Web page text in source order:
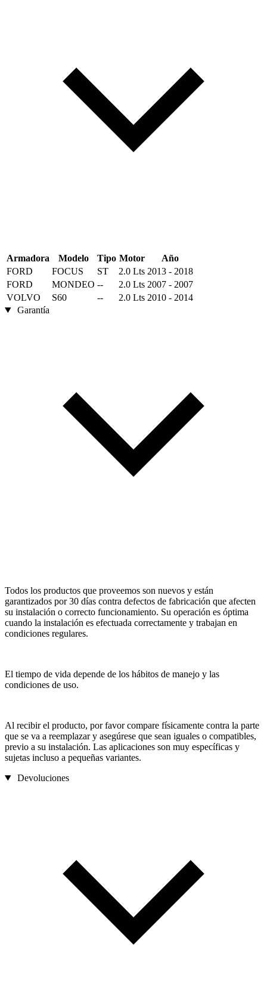
Armadora Modelo Tipo Motor
Año
FORD
FOCUS ST 2.0 Lts 2013 - 2018
FORD
MONDEO -- 2.0 Lts 2007 - 2007
VOLVO
S60 -- 2.0 Lts 2010 - 2014
Garantía
Todos los productos que proveemos son nuevos y están
garantizados por 30 días contra defectos de fabricación que afecten
su instalación o correcto funcionamiento. Su operación es óptima
cuando la instalación es efectuada correctamente y trabajan en
condiciones regulares.
El tiempo de vida depende de los hábitos de manejo y las
condiciones de uso.
Al recibir el producto, por favor compare físicamente contra la parte
que se va a reemplazar y asegúrese que sean iguales o compatibles,
previo a su instalación. Las aplicaciones son muy específicas y
sujetas incluso a pequeñas variantes.
Devoluciones